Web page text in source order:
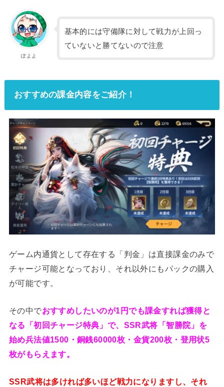
ぽよよ
基本的には守備隊に対して戦力が上回っ
ていないと勝てないので注意
おすすめの課金内容をご紹介！
ゲーム内通貨として存在する「判金」は直接課金のみで
チャージ可能となっており、それ以外にもパックの購入
が可能です。
その中でおすすめしたいのが1円でも課金すれば獲得と
なる「初回チャージ特典」で、SSR武将「智勝院」を
始め兵法値1500・銅銭60000枚・金貨200枚・登用状5
枚がもらえます。
SSR武将は多ければ多いほど戦力になりますし、それ